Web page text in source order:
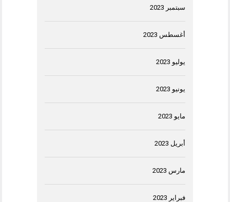
سبتمبر 2023
أغسطس 2023
يوليو 2023
يونيو 2023
مايو 2023
أبريل 2023
مارس 2023
فبراير 2023